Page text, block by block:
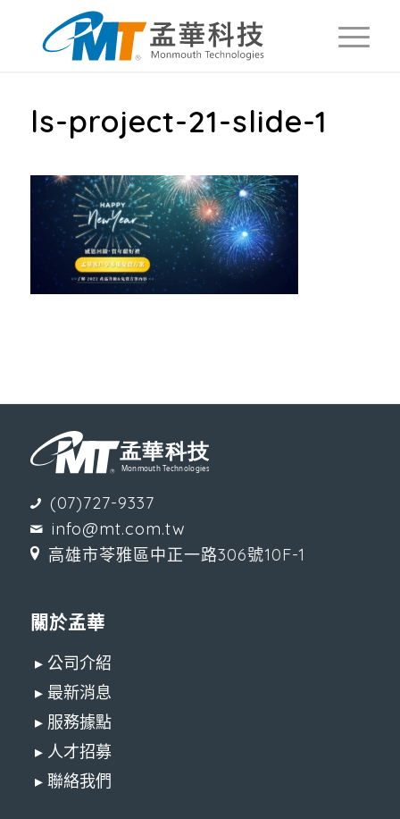
ls-project-21-slide-1
(07)727-9337
info@mt.com.tw
高雄市苓雅區中正一路306號10F-1
關於孟華
▸ 公司介紹
▸ 最新消息
▸ 服務據點
▸ 人才招募
▸ 聯絡我們